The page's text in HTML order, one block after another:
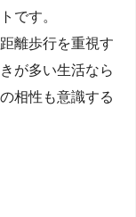
です。
離歩行を重視す
が多い生活なら
相性も意識する